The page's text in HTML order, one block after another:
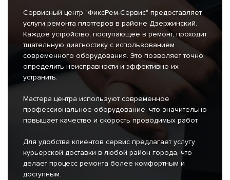
Сервисный центр "ФиксРем-Сервис" предоставляет
услуги ремонта плоттеров в районе Дзержинский.
Каждое устройство, поступающее в ремонт, проходит
тщательную диагностику с использованием
современного оборудования. Это позволяет точно
определить неисправности и эффективно их
устранить.
Мастера центра используют современное
профессиональное оборудование, что значительно
повышает качество и скорость проводимых работ.
Для удобства клиентов сервис предлагает услугу
курьерской доставки в любой район города, что
делает процесс ремонта более комфортным и
доступным.